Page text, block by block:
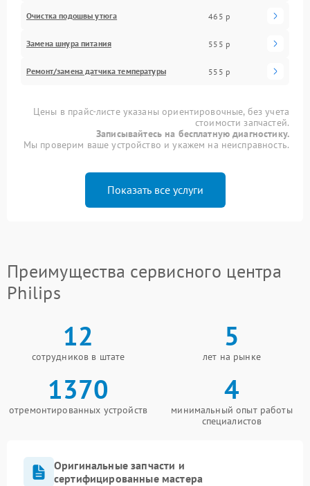
Очистка подошвы утюга 465 р
Замена шнура питания 555 р
Ремонт/замена датчика температуры 555 р
Цены в прайс-листе указаны ориентировочные, без учета
стоимости запчастей.
Записывайтесь на бесплатную диагностику.
Мы проверим ваше устройство и укажем на неисправность.
Показать все услуги
Преимущества сервисного центра
Philips
12
сотрудников в штате
5
лет на рынке
1370
отремонтированных устройств
4
минимальный опыт работы
специалистов
Оригинальные запчасти и
сертифицированные мастера